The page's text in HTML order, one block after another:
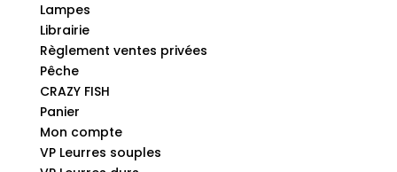
Lampes
Librairie
Règlement ventes privées
Pêche
CRAZY FISH
Panier
Mon compte
VP Leurres souples